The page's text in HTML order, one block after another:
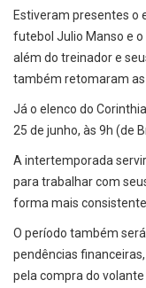
Estiveram presentes o
futebol Julio Manso e
além do treinador e
também retomaram as
Já o elenco do
25 de junho, às 9h (de
A intertemporada
para trabalhar com
forma mais consistente.
O período também
pendências
pela compra do